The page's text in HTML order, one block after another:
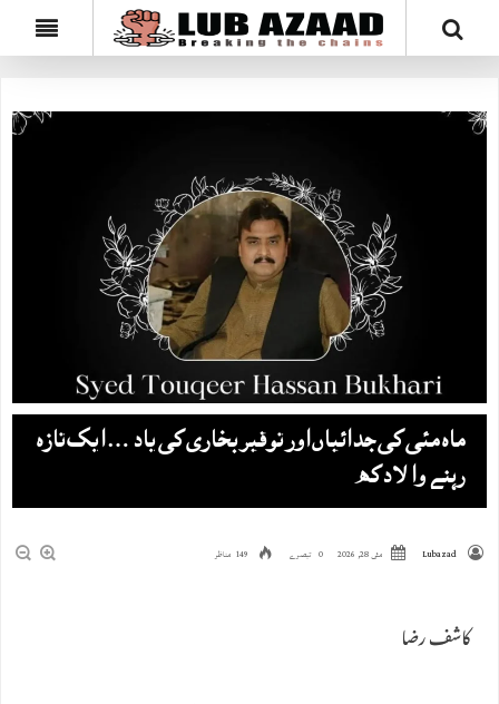
ماہ مئی کی جدائیاں اور توقیر بخاری کی یاد … ایک تازہ
رہنے والا دکھ
Lubazad مئی 28, 2026 0 تبصرے 149 مناظر
کاشف رضا